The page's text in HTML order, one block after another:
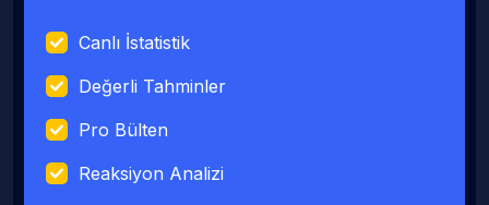
Canlı İstatistik
Değerli Tahminler
Pro Bülten
Reaksiyon Analizi